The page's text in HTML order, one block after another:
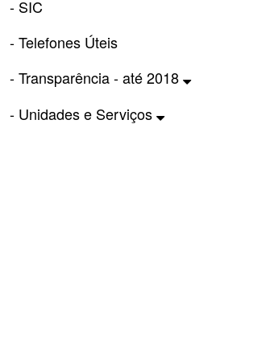
- SIC
- Telefones Úteis
- Transparência - até 2018
- Unidades e Serviços